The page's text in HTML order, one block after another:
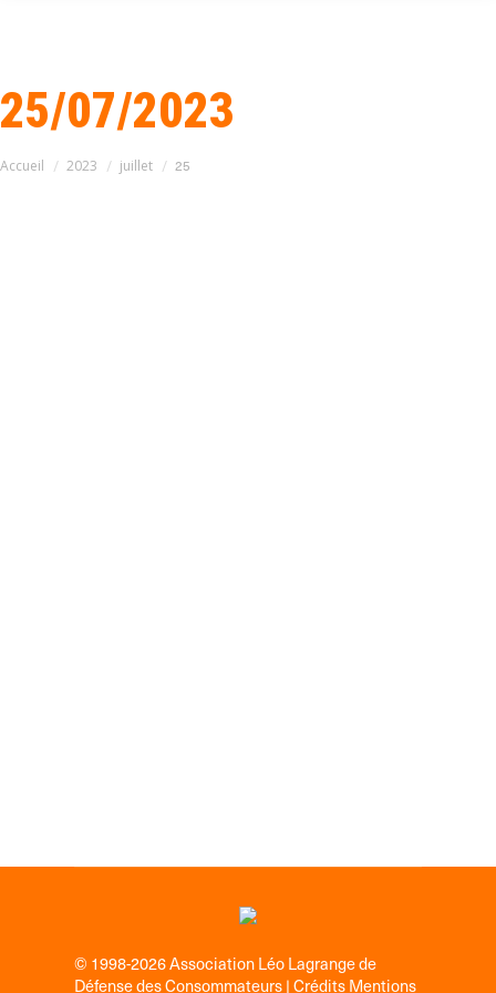
25/07/2023
Accueil
2023 juillet 25
© 1998-2026 Association Léo Lagrange de
Défense des Consommateurs |Crédits Mentions